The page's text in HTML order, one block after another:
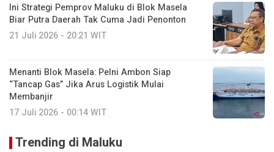
Ini Strategi Pemprov Maluku di Blok Masela
Biar Putra Daerah Tak Cuma Jadi Penonton
21 Juli 2026 - 20:21 WIT
Menanti Blok Masela: Pelni Ambon Siap
“Tancap Gas” Jika Arus Logistik Mulai
Membanjir
17 Juli 2026 - 00:14 WIT
Trending di Maluku